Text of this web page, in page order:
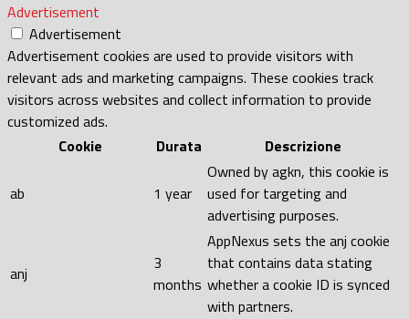
Advertisement
Advertisement
Advertisement cookies are used to provide visitors with
relevant ads and marketing campaigns. These cookies track
visitors across websites and collect information to provide
customized ads.
Cookie
Durata Descrizione
ab 1 year
Owned by agkn, this cookie is
used for targeting and
advertising purposes.
anj
3
months
AppNexus sets the anj cookie
that contains data stating
whether a cookie ID is synced
with partners.